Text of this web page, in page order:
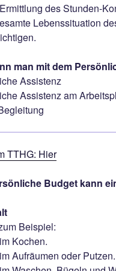
des Stunden-
Lebenssituation
man mit dem
Assistenz
Assistenz am
TTHG: Hier
Budget kann
Beispiel:
Kochen.
Aufräumen oder Putzen.